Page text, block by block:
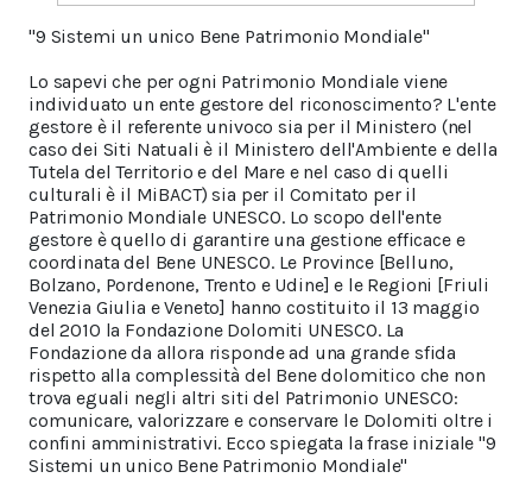
"9 Sistemi un unico Bene Patrimonio Mondiale"
Lo sapevi che per ogni Patrimonio Mondiale viene
individuato un ente gestore del riconoscimento? L'ente
gestore è il referente univoco sia per il Ministero (nel
caso dei Siti Natuali è il Ministero dell'Ambiente e della
Tutela del Territorio e del Mare e nel caso di quelli
culturali è il MiBACT) sia per il Comitato per il
Patrimonio Mondiale UNESCO. Lo scopo dell'ente
gestore è quello di garantire una gestione efficace e
coordinata del Bene UNESCO. Le Province [Belluno,
Bolzano, Pordenone, Trento e Udine] e le Regioni [Friuli
Venezia Giulia e Veneto] hanno costituito il 13 maggio
del 2010 la Fondazione Dolomiti UNESCO. La
Fondazione da allora risponde ad una grande sfida
rispetto alla complessità del Bene dolomitico che non
trova eguali negli altri siti del Patrimonio UNESCO:
comunicare, valorizzare e conservare le Dolomiti oltre i
confini amministrativi. Ecco spiegata la frase iniziale "9
Sistemi un unico Bene Patrimonio Mondiale"